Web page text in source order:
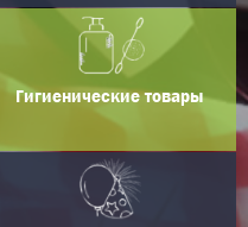
Гигиенические товары